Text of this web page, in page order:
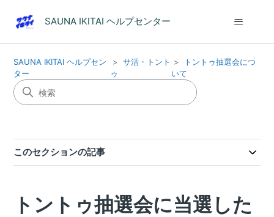
SAUNA IKITAI ヘルプセンター
SAUNA IKITAI ヘルプセン
ター
サ活・トント
ゥ
トントゥ抽選会につ
いて
このセクションの記事
トントゥ抽選会に当選した